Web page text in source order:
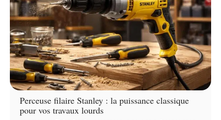
Perceuse filaire Stanley : la puissance classique
pour vos travaux lourds